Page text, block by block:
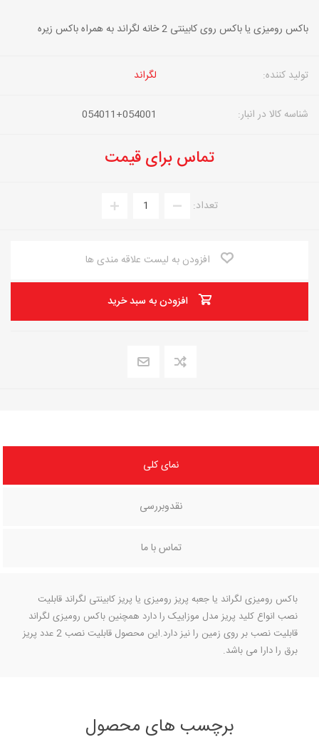
باکس رومیزی یا باکس روی کابینتی 2 خانه لگراند به همراه باکس زیره
تولید کننده: لگراند
شناسه کالا در انبار: 054011+054001
تماس برای قیمت
تعداد:
افزودن به لیست علاقه مندی ها
افزودن به سبد خرید
نمای کلی
نقدوبررسی
تماس با ما
باکس رومیزی لگراند یا جعبه پریز رومیزی یا پریز کابینتی لگراند قابلیت
نصب انواع کلید پریز مدل موزاییک را دارد همچنین باکس رومیزی لگراند
قابلیت نصب بر روی زمین را نیز دارد.این محصول قابلیت نصب 2 عدد پریز
برق را دارا می باشد.
برچسب های محصول